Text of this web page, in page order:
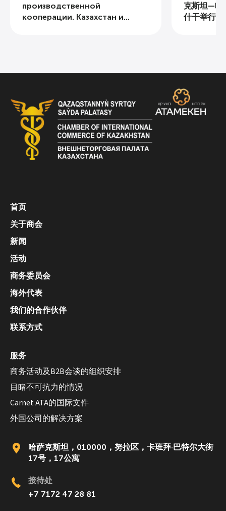
производственной
кооперации. Казахстан и...
克斯坦—哈
什干举行...
首页
关于商会
新闻
活动
商务委员会
海外代表
我们的合作伙伴
联系方式
服务
商务活动及B2B会谈的组织安排
目睹不可抗力的情况
Carnet ATA的国际文件
外国公司的解决方案
哈萨克斯坦，010000，努拉区，卡班拜·巴特尔大街
17号，17公寓
接待处
+7 7172 47 28 81